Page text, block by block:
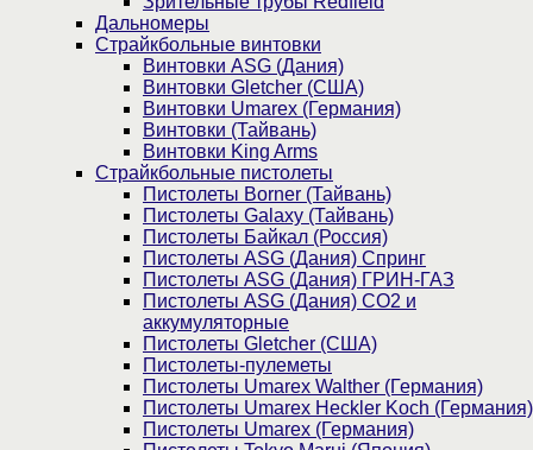
Дальномеры
Страйкбольные винтовки
Винтовки ASG (Дания)
Винтовки Gletcher (США)
Винтовки Umarex (Германия)
Винтовки (Тайвань)
Винтовки King Arms
Страйкбольные пистолеты
Пистолеты Borner (Тайвань)
Пистолеты Galaxy (Тайвань)
Пистолеты Байкал (Россия)
Пистолеты ASG (Дания) Спринг
Пистолеты ASG (Дания) ГРИН-ГАЗ
Пистолеты ASG (Дания) CO2 и
аккумуляторные
Пистолеты Gletcher (США)
Пистолеты-пулеметы
Пистолеты Umarex Walther (Германия)
Пистолеты Umarex Heckler Koch (Германия)
Пистолеты Umarex (Германия)